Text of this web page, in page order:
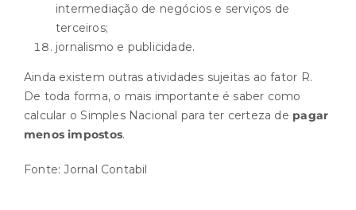
intermediação de negócios e serviços de
terceiros;
jornalismo e publicidade.
Ainda existem outras atividades sujeitas ao fator R.
De toda forma, o mais importante é saber como
calcular o Simples Nacional para ter certeza de pagar
menos impostos.
Fonte:Jornal Contabil